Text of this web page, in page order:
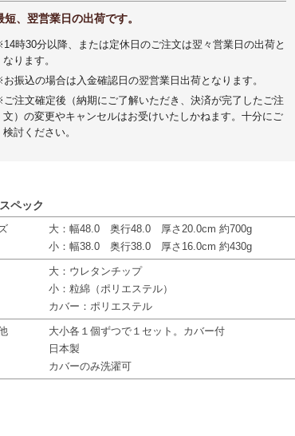
短、翌営業日の出荷です。
時30分以降、または定休日のご注文は翌々営業日の出荷と
なります。
振込の場合は入金確認日の翌営業日出荷となります。
注文確定後（納期にご了解いただき、決済が完了したご注
文）の変更やキャンセルはお受けいたしかねます。十分にご
検討ください。
ペック
大：幅48.0 奥行48.0 厚さ20.0cm 約700g
小：幅38.0 奥行38.0 厚さ16.0cm 約430g
大：ウレタンチップ
小：粒綿（ポリエステル）
カバー：ポリエステル
大小各１個ずつで１セット。カバー付
日本製
カバーのみ洗濯可